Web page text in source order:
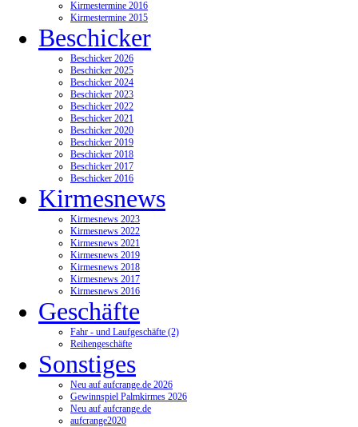
Kirmestermine 2016
Kirmestermine 2015
Beschicker
Beschicker 2026
Beschicker 2025
Beschicker 2024
Beschicker 2023
Beschicker 2022
Beschicker 2021
Beschicker 2020
Beschicker 2019
Beschicker 2018
Beschicker 2017
Beschicker 2016
Kirmesnews
Kirmesnews 2023
Kirmesnews 2022
Kirmesnews 2021
Kirmesnews 2019
Kirmesnews 2018
Kirmesnews 2017
Kirmesnews 2016
Geschäfte
Fahr - und Laufgeschäfte (2)
Reihengeschäfte
Sonstiges
Neu auf aufcrange.de 2026
Gewinnspiel Palmkirmes 2026
Neu auf aufcrange.de
aufcrange2020